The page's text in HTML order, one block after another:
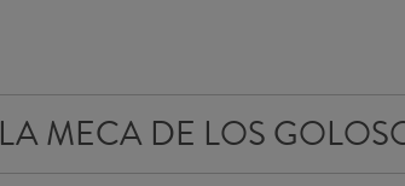
LA MECA DE LOS